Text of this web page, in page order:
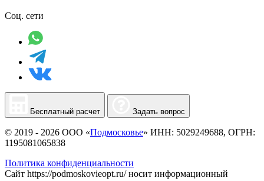
Соц. сети
Бесплатный расчет Задать вопрос
© 2019 - 2026 ООО «Подмосковье» ИНН: 5029249688, ОГРН:
1195081065838
Политика конфиденциальности
Сайт https://podmoskovieopt.ru/ носит информационный